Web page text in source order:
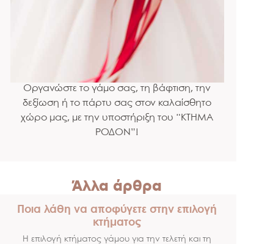
Οργανώστε το γάμο σας, τη βάφτιση, την
δεξίωση ή το πάρτυ σας στον καλαίσθητο
χώρο μας, με την υποστήριξη του “ΚΤΗΜΑ
ΡΟΔΟΝ”!
Άλλα άρθρα
Ποια λάθη να αποφύγετε στην επιλογή
κτήματος
Η επιλογή κτήματος γάμου για την τελετή και τη